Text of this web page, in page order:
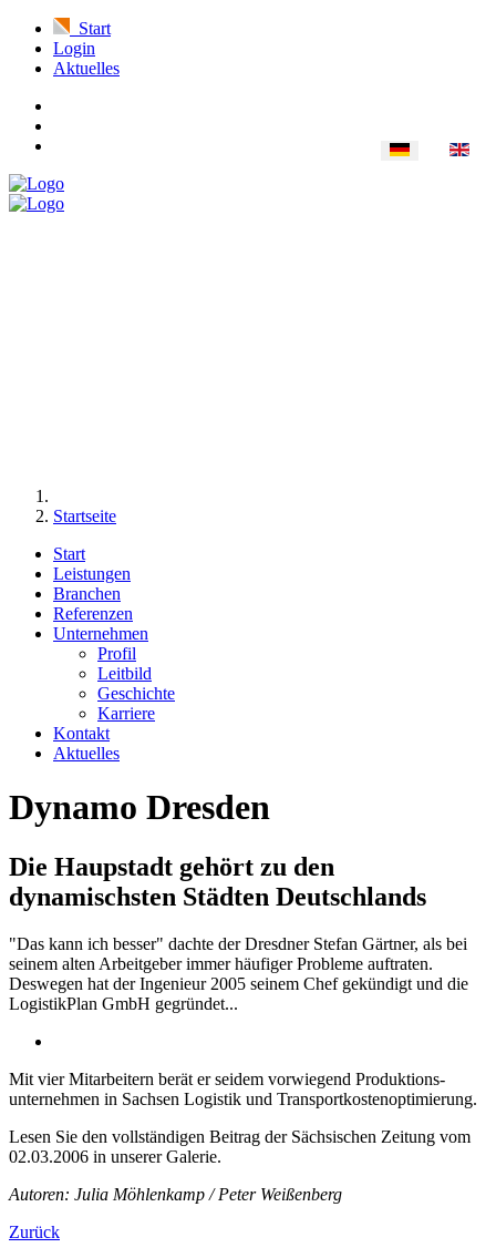
Start
Login
Aktuelles
Startseite
Start
Leistungen
Branchen
Referenzen
Unternehmen
Profil
Leitbild
Geschichte
Karriere
Kontakt
Aktuelles
Dynamo Dresden
Die Haupstadt gehört zu den
dynamischsten Städten Deutschlands
"Das kann ich besser" dachte der Dresdner Stefan Gärtner, als bei
seinem alten Arbeitgeber immer häufiger Probleme auftraten.
Deswegen hat der Ingenieur 2005 seinem Chef gekündigt und die
LogistikPlan GmbH gegründet...
Mit vier Mitarbeitern berät er seidem vorwiegend Produktions-
unternehmen in Sachsen Logistik und Transportkostenoptimierung.
Lesen Sie den vollständigen Beitrag der Sächsischen Zeitung vom
02.03.2006 in unserer Galerie.
Autoren: Julia Möhlenkamp / Peter Weißenberg
Zurück